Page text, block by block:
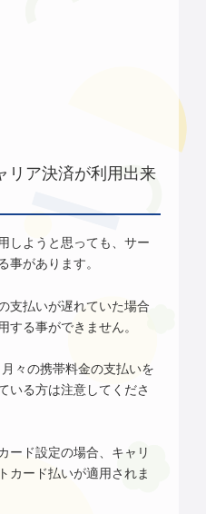
リア決済が利用出来
しようと思っても、サー
事があります。
支払いが遅れていた場合
る事ができません。
々の携帯料金の支払いを
いる方は注意してくださ
ード設定の場合、キャリ
カード払いが適用されま